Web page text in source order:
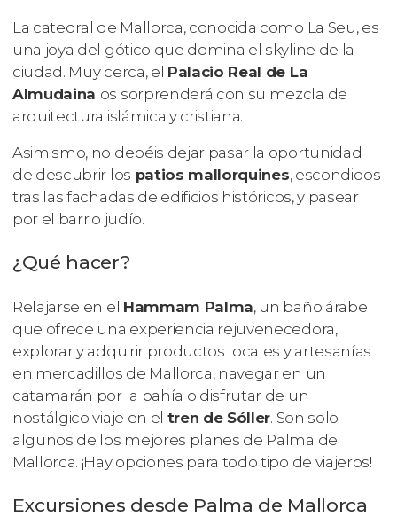
La catedral de Mallorca, conocida como La Seu, es
una joya del gótico que domina el skyline de la
ciudad. Muy cerca, el Palacio Real de La
Almudaina os sorprenderá con su mezcla de
arquitectura islámica y cristiana.
Asimismo, no debéis dejar pasar la oportunidad
de descubrir los patios mallorquines, escondidos
tras las fachadas de edificios históricos, y pasear
por el barrio judío.
¿Qué hacer?
Relajarse en el Hammam Palma, un baño árabe
que ofrece una experiencia rejuvenecedora,
explorar y adquirir productos locales y artesanías
en mercadillos de Mallorca, navegar en un
catamarán por la bahía o disfrutar de un
nostálgico viaje en el tren de Sóller. Son solo
algunos de los mejores planes de Palma de
Mallorca. ¡Hay opciones para todo tipo de viajeros!
Excursiones desde Palma de Mallorca